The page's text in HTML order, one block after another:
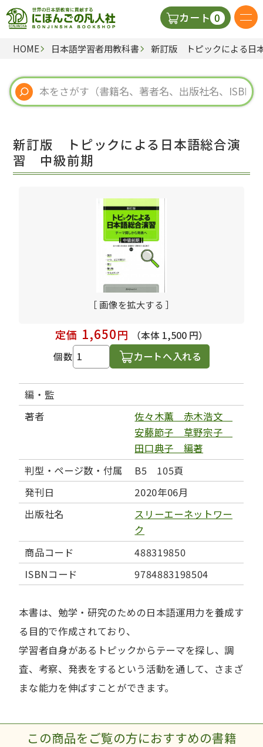
カート 0
日本語の教科書
視聴覚・補助教材
教師用参考書
HOME 日本語学習者用教科書 新訂版 トピックによる日
新訂版 トピックによる日本語総合演
習 中級前期
［ 画像を拡大する ］
定価 1,650円
（本体 1,500 円）
個数
カートへ入れる
編・監
著者
佐々木薫 赤木浩文
安藤節子 草野宗子
田口典子 編著
判型・ページ数・付属
B5 105頁
発刊日
2020年06月
出版社名
スリーエーネットワー
ク
商品コード
488319850
ISBNコード
9784883198504
本書は、勉学・研究のための日本語運用力を養成す
る目的で作成されており、
学習者自身があるトピックからテーマを探し、調
査、考察、発表をするという活動を通して、さまざ
まな能力を伸ばすことができます。
この商品をご覧の方におすすめの書籍